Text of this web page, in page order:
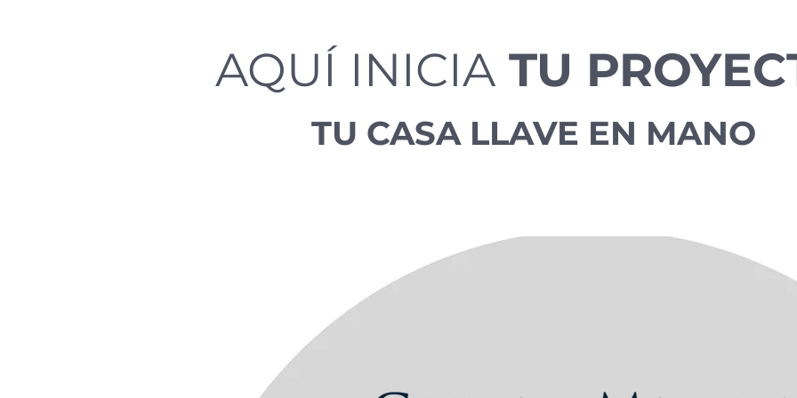
AQUÍ INICIA TU
TU CASA LLAVE EN MANO